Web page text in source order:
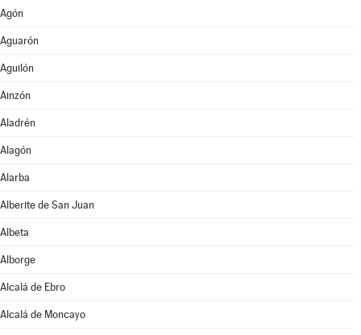
Agón
Aguarón
Aguilón
Ainzón
Aladrén
Alagón
Alarba
Alberite de San Juan
Albeta
Alborge
Alcalá de Ebro
Alcalá de Moncayo